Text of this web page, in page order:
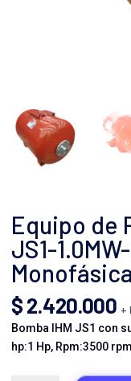
Equipo de
JS1-
Monofásica
$2.420.000 +
Bomba IHM JS1 con
hp:1 Hp, Rpm:3500 rpm